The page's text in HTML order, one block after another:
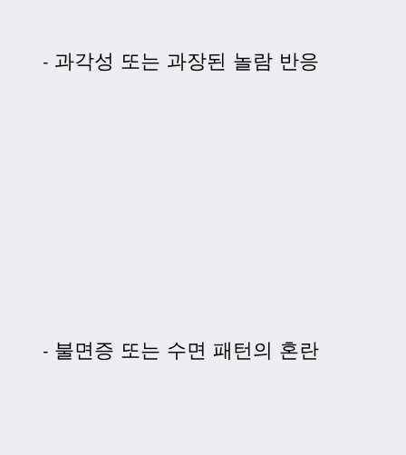
과각성 또는 과장된 놀람 반응
불면증 또는 수면 패턴의 혼란